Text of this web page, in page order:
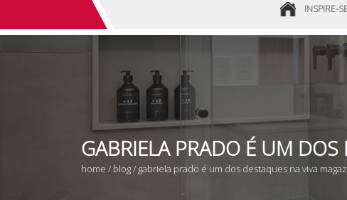
INSPIRE-
GABRIELA PRADO É UM
home / blog/ gabriela prado é um dos destaques na viva